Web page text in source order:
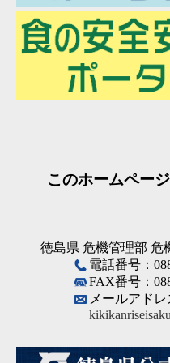
このホームペー
徳島県 危機管理部 危
電話番号：
FAX番号：
メールアドレ